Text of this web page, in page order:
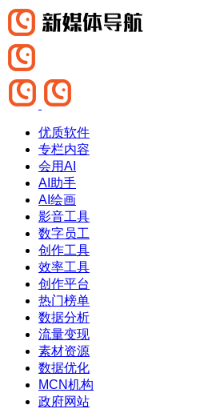
优质软件
专栏内容
会用AI
AI助手
AI绘画
影音工具
数字员工
创作工具
效率工具
创作平台
热门榜单
数据分析
流量变现
素材资源
数据优化
MCN机构
政府网站